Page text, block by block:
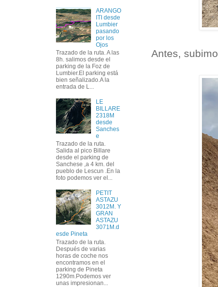
Antes,
ARANGO
ITI desde
Lumbier
pasando
por los
Ojos
Trazado de la ruta. A las
8h. salimos desde el
parking de la Foz de
Lumbier.El parking está
bien señalizado.A la
entrada de L...
LE
BILLARE
2318M
desde
Sanches
e
Trazado de la ruta.
Salida al pico Billare
desde el parking de
Sanchese ,a 4 km. del
pueblo de Lescun .En la
foto podemos ver el...
PETIT
ASTAZU
3012M. Y
GRAN
ASTAZU
3071M.d
esde Pineta
Trazado de la ruta.
Después de varias
horas de coche nos
encontramos en el
parking de Pineta
1290m.Podemos ver
unas impresionan...